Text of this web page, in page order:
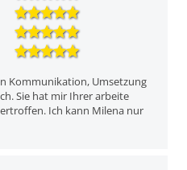
Kommunikation, Umsetzung
Sie hat mir Ihrer arbeite
Ich kann Milena nur